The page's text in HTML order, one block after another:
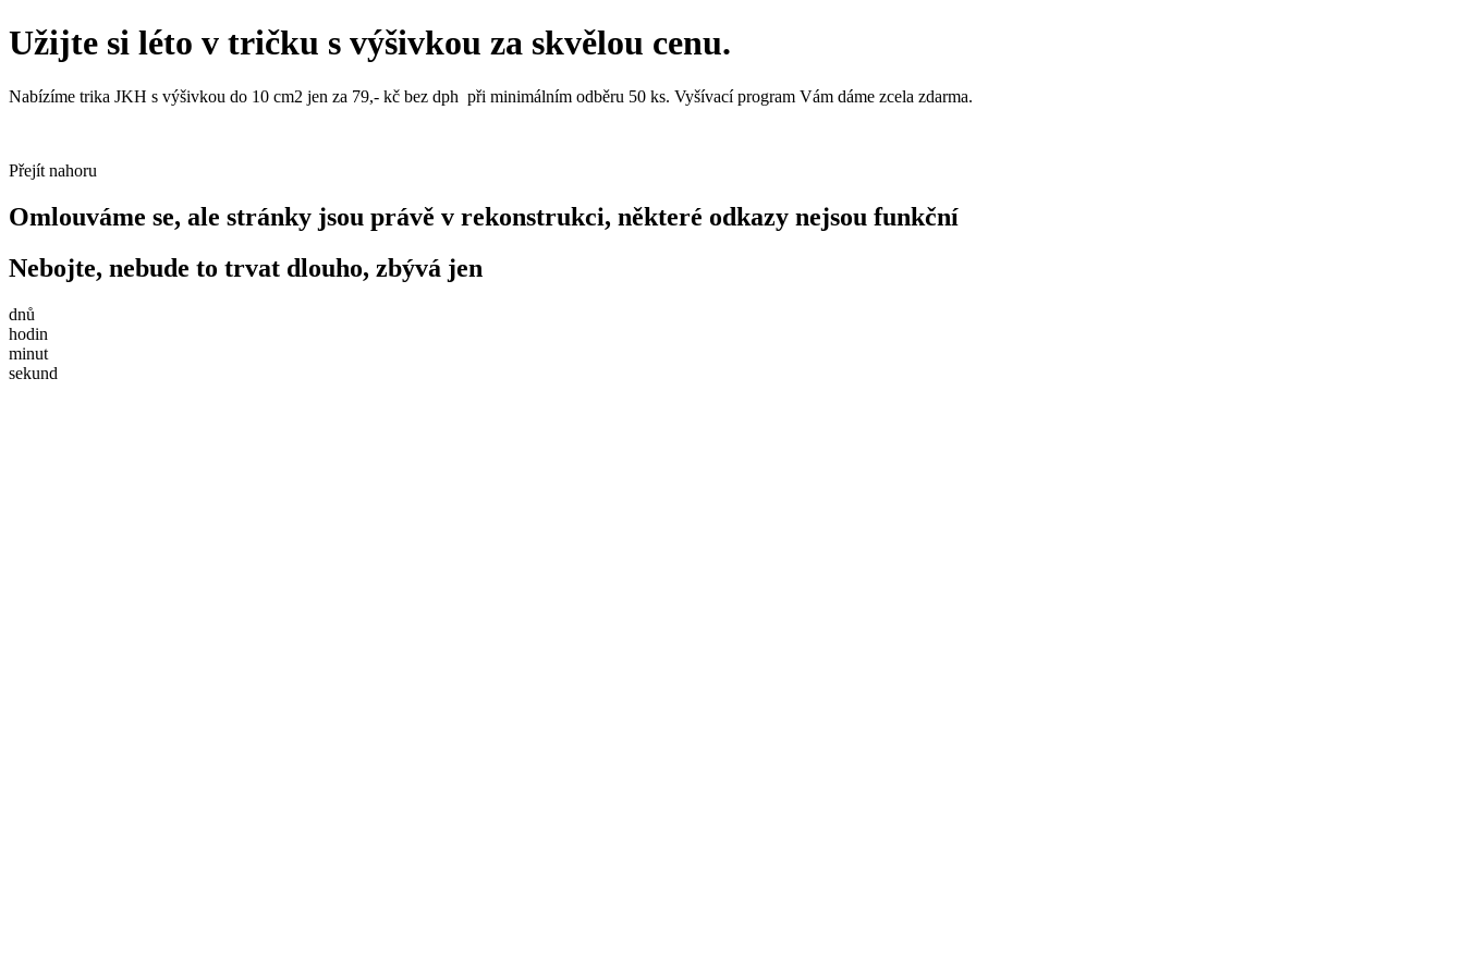
Užijte si léto v tričku s výšivkou za skvělou cenu.
Nabízíme trika JKH s výšivkou do 10 cm2 jen za 79,- kč bez dph při minimálním odběru 50 ks. Vyšívací program Vám dáme zcela zdarma.
Přejít nahoru
Omlouváme se, ale stránky jsou právě v rekonstrukci, některé odkazy nejsou funkční
Nebojte, nebude to trvat dlouho, zbývá jen
dnů
hodin
minut
sekund